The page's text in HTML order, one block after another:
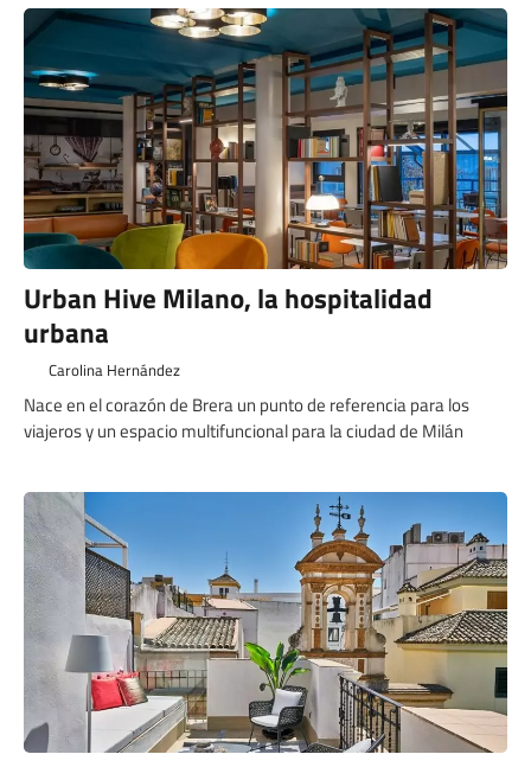
Urban Hive Milano, la hospitalidad
urbana
Carolina Hernández
Nace en el corazón de Brera un punto de referencia para los
viajeros y un espacio multifuncional para la ciudad de Milán